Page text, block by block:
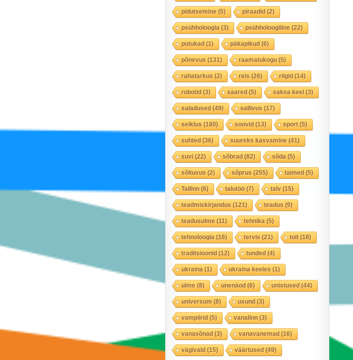
pidutsemine(5) piraadid(2)
psühholoogia(3) psühholoogiline(22)
putukad(1) päkapikud(6)
põnevus(131) raamatukogu(5)
rahatarkus(2) reis(26) riigid(14)
robotid(3) saared(5) saksa keel(3)
saladused(49) sallivus(17)
seiklus(180) soovid(13) sport(5)
suhted(36) suureks kasvamine(41)
suvi(22) sõbrad(82) sõda(5)
sõltuvus(2) sõprus(255) taimed(5)
Tallinn(6) talutöö(7) talv(15)
teadmiskirjandus(121) teadus(9)
teadusulme(11) tehnika(5)
tehnoloogia(16) tervis(21) toit(18)
traditsioonid(12) tunded(4)
ukraina(1) ukraina keeles(1)
ulme(8) unenäod(6) unistused(44)
universum(8) usund(3)
vampiirid(5) vanalinn(3)
vanasõnad(3) vanavanemad(16)
vägivald(15) väärtused(49)